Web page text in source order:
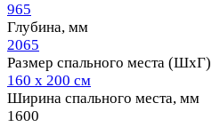
965
Глубина, мм
2065
Размер спального места (ШхГ)
160 х 200 см
Ширина спального места, мм
1600